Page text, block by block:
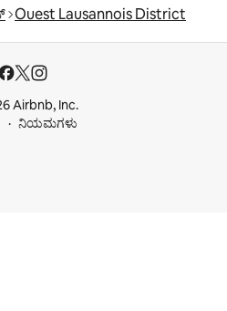
Ouest Lausannois District
Airbnb, Inc.
ನಿಯಮಗಳು